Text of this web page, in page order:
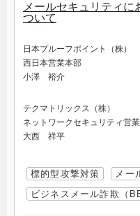
メールセキュリティに
ついて
日本プルーフポイント（株）
西日本営業本部
小澤 裕介
テクマトリックス（株）
ネットワークセキュリティ営
大西 祥平
標的型攻撃対策
メー
ビジネスメール詐欺（